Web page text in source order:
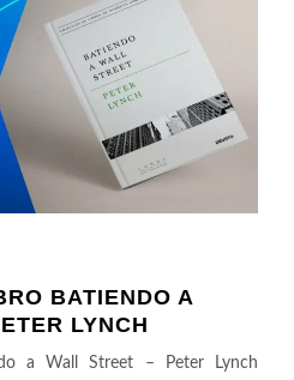
BATIENDO A
LYNCH
a Wall Street – Peter Lynch